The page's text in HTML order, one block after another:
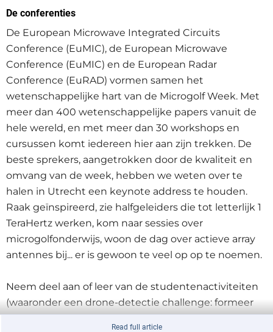
De conferenties
De European Microwave Integrated Circuits
Conference (EuMIC), de European Microwave
Conference (EuMIC) en de European Radar
Conference (EuRAD) vormen samen het
wetenschappelijke hart van de Microgolf Week. Met
meer dan 400 wetenschappelijke papers vanuit de
hele wereld, en met meer dan 30 workshops en
cursussen komt iedereen hier aan zijn trekken. De
beste sprekers, aangetrokken door de kwaliteit en
omvang van de week, hebben we weten over te
halen in Utrecht een keynote address te houden.
Raak geïnspireerd, zie halfgeleiders die tot letterlijk 1
TeraHertz werken, kom naar sessies over
microgolfonderwijs, woon de dag over actieve array
antennes bij... er is gewoon te veel op op te noemen.
Neem deel aan of leer van de studentenactiviteiten
(waaronder een drone-detectie challenge: formeer
een team en laat in de Jaarbeurs zien hoe goed jóuw
Read full article